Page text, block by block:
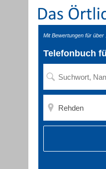
Mit Bewertungen für
Telefonbuch